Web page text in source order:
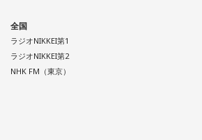
全国
ラジオNIKKEI第1
ラジオNIKKEI第2
NHK FM（東京）